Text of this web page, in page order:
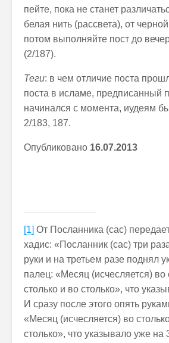
пейте, пока не станет
белая нить (рассвета), от
потом выполняйте пост до
(2/187).
Теги: в чем отличие поста
поста в исламе, предписанный
начинался с момента, иудеям
2/183, 187.
Опубликовано 16.07.2013
[1] От Посланника (сас)
хадис: «Посланник (сас) три
руки и на третьем разе поднял
палец: «Месяц (исчесляется) во
столько и во столько», что
И сразу после этого опять
«Месяц (исчесляется) во
столько», что указывало уже на